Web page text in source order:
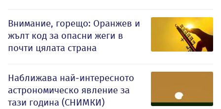
Внимание, горещо: Оранжев и
жълт код за опасни жеги в
почти цялата страна
Наближава най-интересното
астрономическо явление за
тази година (СНИМКИ)